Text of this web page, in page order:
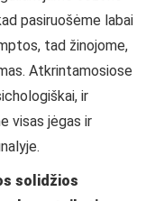
pasiruošėme labai
tad žinojome,
Atkrintamosiose
ir
visas jėgas ir
solidžios